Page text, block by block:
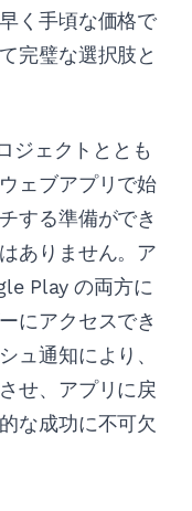
く手頃な価格で
完璧な選択肢と
ジェクトととも
ェブアプリで始
する準備ができ
ありません。ア
Play の両方に
にアクセスでき
ュ通知により、
せ、アプリに戻
な成功に不可欠